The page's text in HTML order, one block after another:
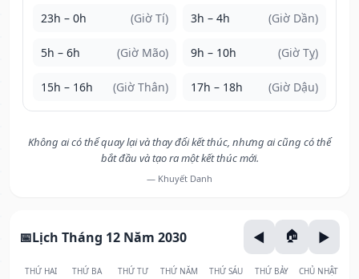
23h – 0h (Giờ Tí) 3h – 4h (Giờ Dần)
5h – 6h (Giờ Mão) 9h – 10h (Giờ Tỵ)
15h – 16h (Giờ Thân) 17h – 18h (Giờ Dậu)
Không ai có thể quay lại và thay đổi kết thúc, nhưng ai cũng có thể
bắt đầu và tạo ra một kết thúc mới.
— Khuyết Danh
Lịch Tháng 12 Năm 2030
THỨ HAI THỨ BA THỨ TƯ THỨ NĂM THỨ SÁU THỨ BẢY CHỦ NHẬT